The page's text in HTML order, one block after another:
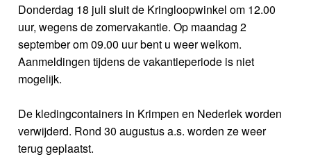
Donderdag 18 juli sluit de Kringloopwinkel om 12.00
uur, wegens de zomervakantie. Op maandag 2
september om 09.00 uur bent u weer welkom.
Aanmeldingen tijdens de vakantieperiode is niet
mogelijk.
De kledingcontainers in Krimpen en Nederlek worden
verwijderd. Rond 30 augustus a.s. worden ze weer
terug geplaatst.